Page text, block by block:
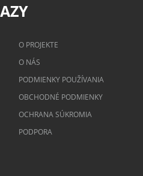
O PROJEKTE
O NÁS
PODMIENKY POUŽÍVANIA
OBCHODNÉ PODMIENKY
OCHRANA SÚKROMIA
PODPORA